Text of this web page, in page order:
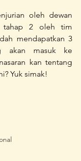
oleh dewan
2 oleh tim
mendapatkan 3
akan masuk ke
kan tentang
Yuk simak!